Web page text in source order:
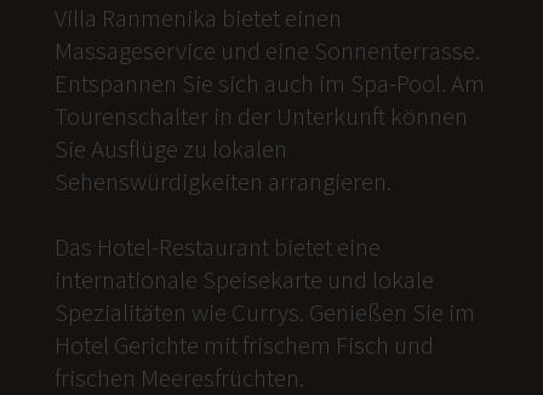
Villa Ranmenika bietet einen
Massageservice und eine Sonnenterrasse.
Entspannen Sie sich auch im Spa-Pool. Am
Tourenschalter in der Unterkunft können
Sie Ausflüge zu lokalen
Sehenswürdigkeiten arrangieren.
Das Hotel-Restaurant bietet eine
internationale Speisekarte und lokale
Spezialitäten wie Currys. Genießen Sie im
Hotel Gerichte mit frischem Fisch und
frischen Meeresfrüchten.